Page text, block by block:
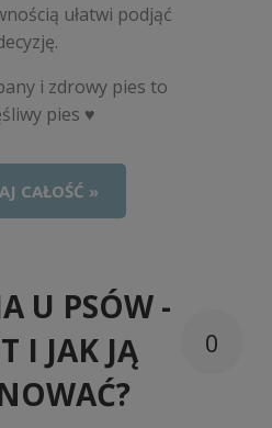
ułatwi podjąć
i zdrowy pies to
pies ♥
CAŁOŚĆ »
U PSÓW -
I JAK JĄ
0